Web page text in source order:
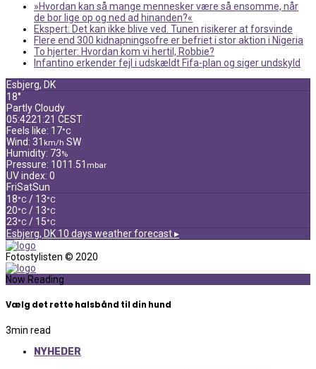
»Hvordan kan så mange mennesker være så ensomme, når
de bor lige op og ned ad hinanden?«
Ekspert: Det kan ikke blive ved. Tunen risikerer at forsvinde
Flere end 300 kidnapningsofre er befriet i stor aktion i Nigeria
To hjerter: Hvordan kom vi hertil, Robbie?
Infantino erkender fejl i udskældt Fifa-plan og siger undskyld
Esbjerg, DK
18°
Partly Cloudy
05:4221:21 CEST
Feels like: 17°C
Wind: 31 km/h SW
Humidity: 73%
Pressure: 1011.51 mbar
UV index: 0
FriSatSun
18°C / 13°C
20°C / 13°C
23°C / 15°C
Esbjerg, DK 10 days weather forecast ▸
Fotostylisten © 2020
Now Reading
Vælg det rette halsbånd til din hund
3min read
NYHEDER